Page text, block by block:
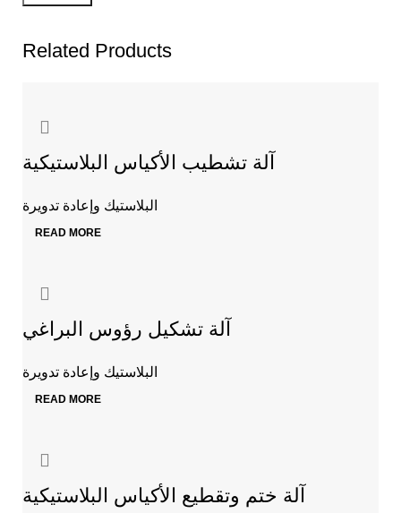
Related Products
آلة تشطيب الأكياس البلاستيكية
البلاستيك وإعادة تدويرة
READ MORE
آلة تشكيل رؤوس البراغي
البلاستيك وإعادة تدويرة
READ MORE
آلة ختم وتقطيع الأكياس البلاستيكية